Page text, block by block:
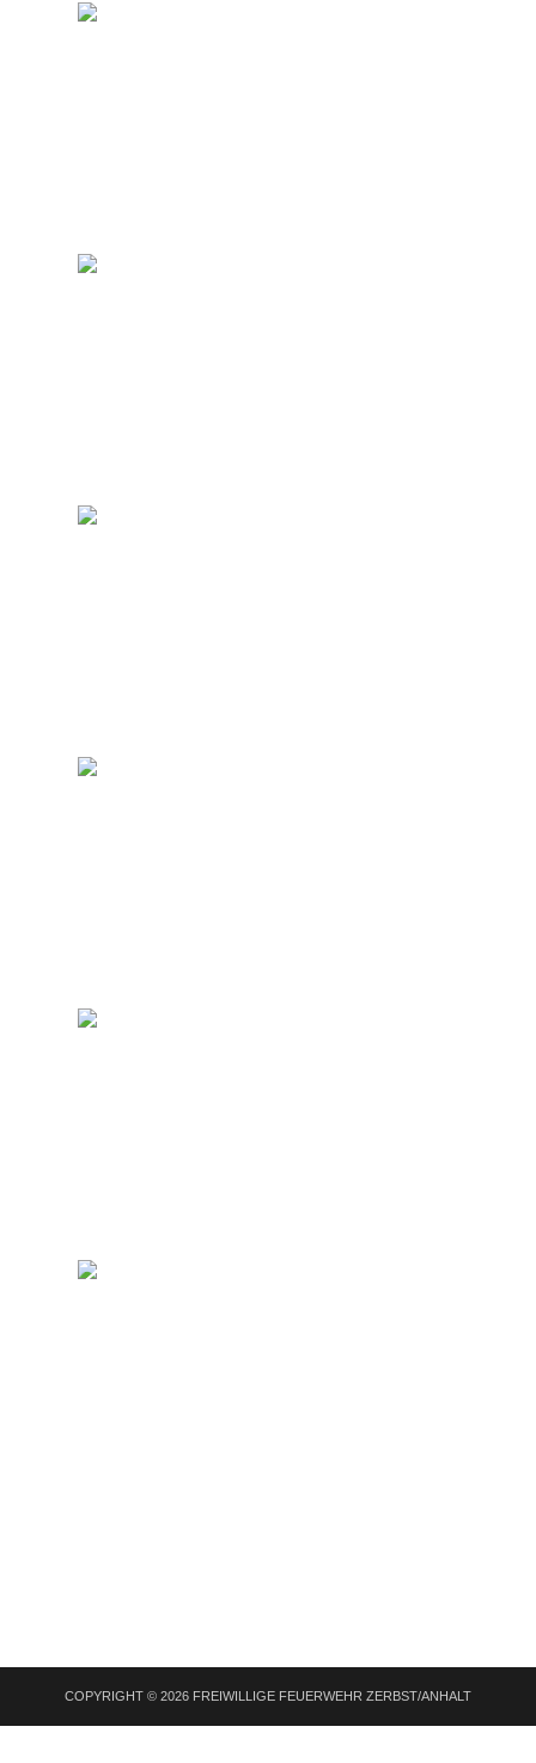
COPYRIGHT © 2026 FREIWILLIGE FEUERWEHR ZERBST/ANHALT